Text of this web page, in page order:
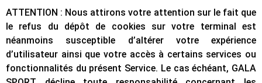
ATTENTION : Nous attirons votre attention sur le fait que
le refus du dépôt de cookies sur votre terminal est
néanmoins susceptible d’altérer votre expérience
d’utilisateur ainsi que votre accès à certains services ou
fonctionnalités du présent Service. Le cas échéant, GALA